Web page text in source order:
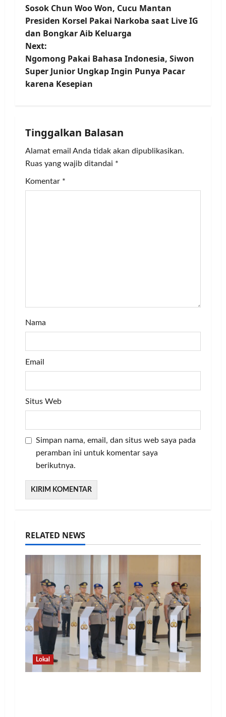
o
s
t
n
v
i
g
a
Sosok Chun Woo Won, Cucu Mantan
Presiden Korsel Pakai Narkoba saat Live IG
dan Bongkar Aib Keluarga
Next:
Ngomong Pakai Bahasa Indonesia, Siwon
Super Junior Ungkap Ingin Punya Pacar
karena Kesepian
Tinggalkan Balasan
Alamat email Anda tidak akan dipublikasikan.
Ruas yang wajib ditandai *
Komentar *
Nama
Email
Situs Web
Simpan nama, email, dan situs web saya pada
peramban ini untuk komentar saya
berikutnya.
RELATED NEWS
Lokal